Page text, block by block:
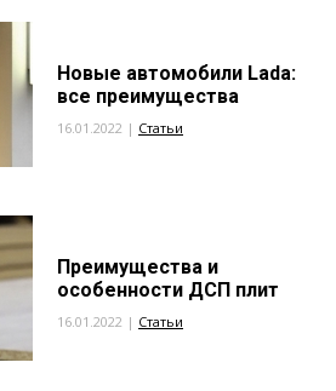
Новые автомобили Lada:
все преимущества
16.01.2022 | Статьи
Преимущества и
особенности ДСП плит
16.01.2022 | Статьи